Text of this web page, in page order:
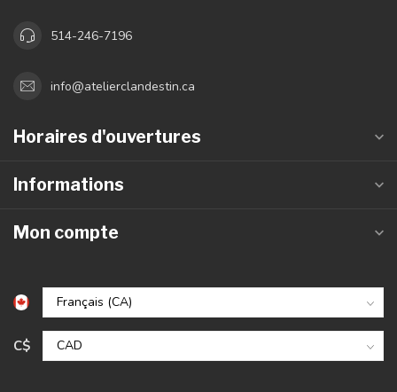
514-246-7196
info@atelierclandestin.ca
Horaires d'ouvertures
Informations
Mon compte
C$